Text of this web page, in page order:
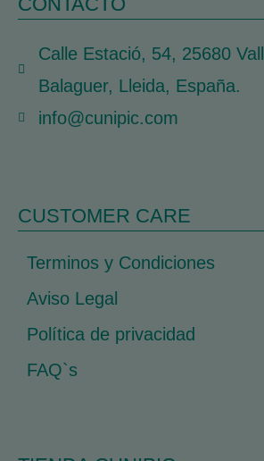
Calle Estació, 54, 25680
Balaguer, Lleida, España.
info@cunipic.com
CUSTOMER CARE
Terminos y Condiciones
Aviso Legal
Política de privacidad
FAQ`s